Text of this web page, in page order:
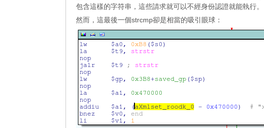
包含這樣的字符串，這些請求就可以不經身份認證就能執行。
然而，這最後一個strcmp卻是相當的吸引眼球：